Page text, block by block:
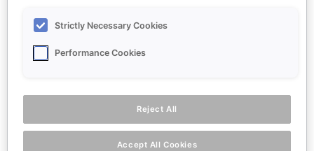
antiperspiranter?
Perspirex antiperspiranter virker så effektivt på
indeholder alkohol, aluminiumkloride.
Det aktive Skin Care System beskytter huden
Strictly Necessary Cookies
Performance Cookies
Reject All
Accept All Cookies